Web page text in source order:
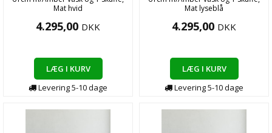
Mat hvid
4.295,00 DKK
LÆG I KURV
Levering5-10dage
Mat lyseblå
4.295,00 DKK
LÆG I KURV
Levering5-10dage